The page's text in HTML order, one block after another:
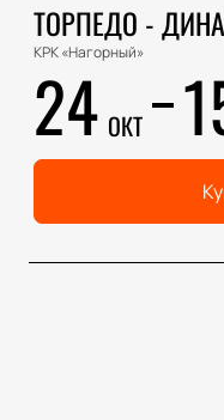
ТОРПЕДО -
КРК «Нагорный»
24 ОКТ